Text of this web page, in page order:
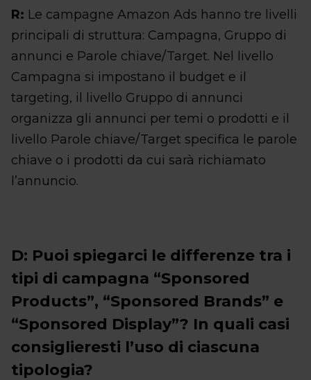
R: Le campagne Amazon Ads hanno tre livelli
principali di struttura: Campagna, Gruppo di
annunci e Parole chiave/Target. Nel livello
Campagna si impostano il budget e il
targeting, il livello Gruppo di annunci
organizza gli annunci per temi o prodotti e il
livello Parole chiave/Target specifica le parole
chiave o i prodotti da cui sarà richiamato
l’annuncio.
D: Puoi spiegarci le differenze tra i
tipi di campagna “Sponsored
Products”, “Sponsored Brands” e
“Sponsored Display”? In quali casi
consiglieresti l’uso di ciascuna
tipologia?